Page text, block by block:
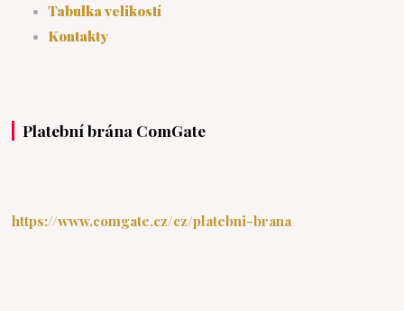
Tabulka velikostí
Kontakty
Platební brána ComGate
https://www.comgate.cz/cz/platebni-brana